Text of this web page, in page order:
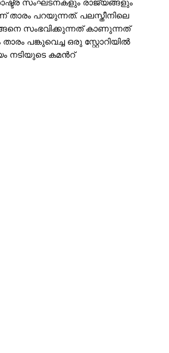
പറയുന്നത്. പലസ്തീനിലെ
സംഭവിക്കുന്നത് കാണുന്നത്
പങ്കുവെച്ച ഒരു സ്റ്റോറിയിൽ
നടിയുടെ കമൻറ്